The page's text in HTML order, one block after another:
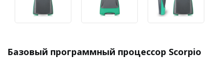
Базовый программный процессор Scorpio